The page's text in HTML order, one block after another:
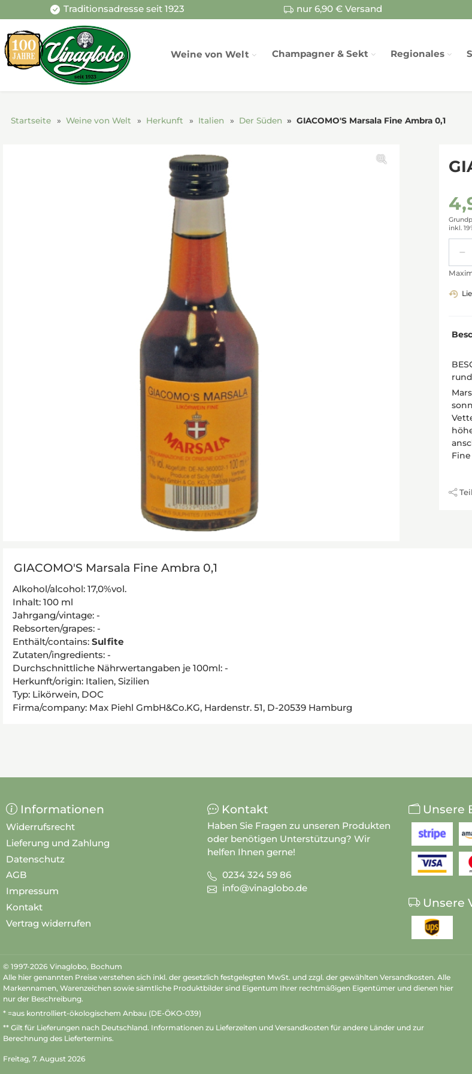
Traditionsadresse seit 1923 nur 6,90 € Versand
Weine von Welt Champagner & Sekt Regionales
Startseite Weine von Welt Herkunft Italien Der Süden GIACOMO'S Marsala Fine Ambra 0,1
inkl.
GIACOMO'S Marsala Fine Ambra 0,1
Alkohol/alcohol: 17,0%vol.
Inhalt: 100 ml
Jahrgang/vintage: -
Rebsorten/grapes: -
Enthält/contains: Sulfite
Zutaten/ingredients: -
Durchschnittliche Nährwertangaben je 100ml: -
Herkunft/origin: Italien, Sizilien
Typ: Likörwein, DOC
Firma/company: Max Piehl GmbH&Co.KG, Hardenstr. 51, D-20539 Hamburg
Informationen
Widerrufsrecht
Lieferung und Zahlung
Datenschutz
AGB
Impressum
Kontakt
Vertrag widerrufen
Kontakt
Haben Sie Fragen zu unseren Produkten
oder benötigen Unterstützung? Wir
helfen Ihnen gerne!
0234 324 59 86
info@vinaglobo.de
Unsere
Unsere
© 1997-2026 Vinaglobo, Bochum
Alle hier genannten Preise verstehen sich inkl. der gesetzlich festgelegten MwSt. und zzgl. der gewählten Versandkosten. Alle
Markennamen, Warenzeichen sowie sämtliche Produktbilder sind Eigentum Ihrer rechtmäßigen Eigentümer und dienen hier
nur der Beschreibung.
* =aus kontrolliert-ökologischem Anbau (DE-ÖKO-039)
** Gilt für Lieferungen nach Deutschland. Informationen zu Lieferzeiten und Versandkosten für andere Länder und zur
Berechnung des Liefertermins.
Freitag, 7. August 2026